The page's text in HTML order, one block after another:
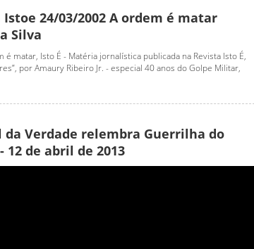
24/03/2002 A ordem é matar
Silva
é matar, Isto É - Matéria jornalística publicada na Revista Isto É,
por Amaury Ribeiro Jr. - especial 40 anos do Golpe Militar,
da Verdade relembra Guerrilha do
12 de abril de 2013